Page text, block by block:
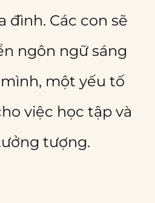
đình. Các con sẽ
ngôn ngữ sáng
một yếu tố
việc học tập và
tượng.